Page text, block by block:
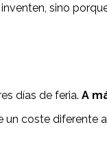
sino
días de feria. A
coste diferente